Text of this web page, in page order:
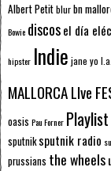
Albert Petitblurbn
Bowie discosel día
hipster Indie jane yo l.a.
MALLORCA LIve
oasis Pau Forner Playlist
sputnik sputnik radio
prussians the wheels